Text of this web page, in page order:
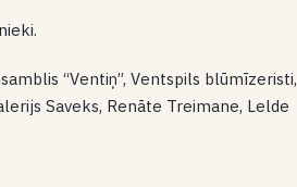
“Ventiņ”, Ventspils blūmīzeristi,
Saveks, Renāte Treimane, Lelde